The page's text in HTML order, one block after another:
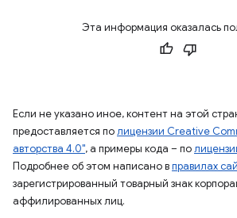
Эта информация оказалась
Если не указано иное, контент на этой
предоставляется полицензии Creative
авторства 4.0", а примеры кода – по
Подробнее об этом написано вправилах
зарегистрированный товарный знак
аффилированных лиц.